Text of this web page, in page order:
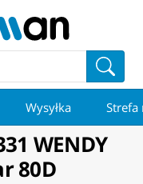
Wysyłka Strefa
WENDY
80D